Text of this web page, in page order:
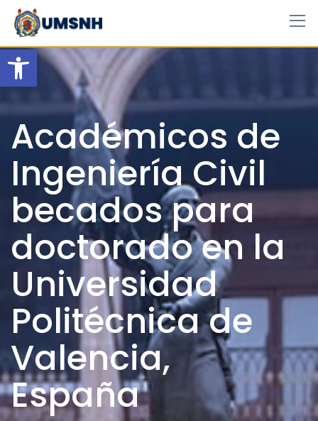
Open toolbar
Skip
content
Académicos de
Ingeniería Civil
becados para
doctorado en la
Universidad
Politécnica de
Valencia,
España